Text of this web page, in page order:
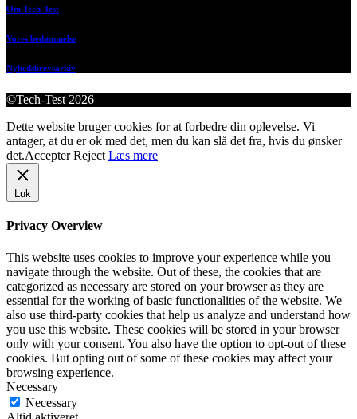
Om Tech-Test
Vores bedømmelse
Nyhedsbrevsarkiv
©Tech-Test 2026
Dette website bruger cookies for at forbedre din oplevelse. Vi
antager, at du er ok med det, men du kan slå det fra, hvis du ønsker
det.Accepter Reject Læs mere
Luk
Privacy Overview
This website uses cookies to improve your experience while you
navigate through the website. Out of these, the cookies that are
categorized as necessary are stored on your browser as they are
essential for the working of basic functionalities of the website. We
also use third-party cookies that help us analyze and understand how
you use this website. These cookies will be stored in your browser
only with your consent. You also have the option to opt-out of these
cookies. But opting out of some of these cookies may affect your
browsing experience.
Necessary
Necessary